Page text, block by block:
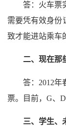
答：火车票
需要凭有效身份
致才能进站乘车
二、现在那
答：2012
票。目前，G、
三、学生、